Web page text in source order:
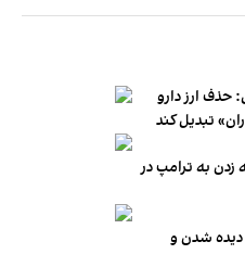
ارز دارو
زدن به ترامپ در
دیده شدن و